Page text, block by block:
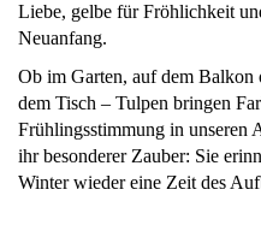
Liebe, gelbe für Fröhlichkeit
Neuanfang.
Ob im Garten, auf dem Balkon
dem Tisch – Tulpen bringen
Frühlingsstimmung in unseren
ihr besonderer Zauber: Sie
Winter wieder eine Zeit des